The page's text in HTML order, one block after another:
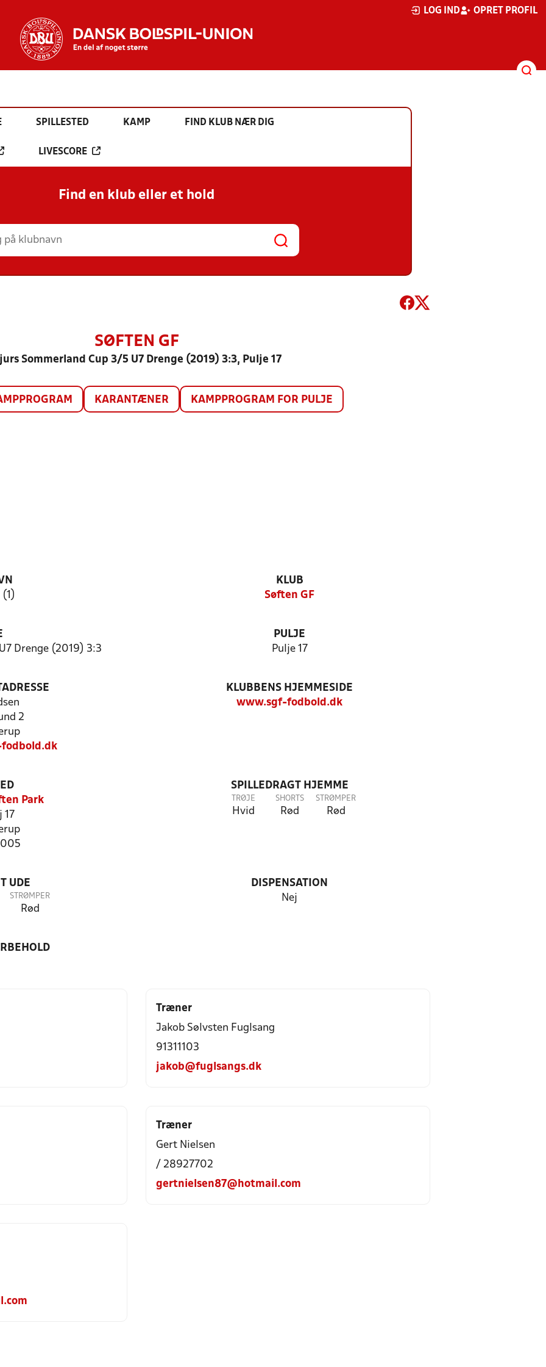
LOG IND OPRET PROFIL
SPILLESTED KAMP FIND KLUB NÆR DIG
LIVESCORE
Find en klub eller et hold
SØFTEN GF
Sommerland Cup 3/5 U7 Drenge (2019) 3:3, Pulje 17
KARANTÆNER KAMPPROGRAM FOR PULJE
KLUB
Søften GF
Drenge (2019) 3:3
PULJE
Pulje 17
2
KLUBBENS HJEMMESIDE
www.sgf-fodbold.dk
Park
17
SPILLEDRAGT HJEMME
TRØJE
Hvid
SHORTS
Rød
STRØMPER
Rød
UDE
STRØMPER
Rød
DISPENSATION
Nej
Træner
Jakob Sølvsten Fuglsang
91311103
jakob@fuglsangs.dk
Træner
Gert Nielsen
/ 28927702
gertnielsen87@hotmail.com